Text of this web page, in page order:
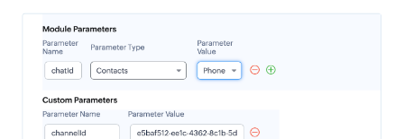
Теперь нужно скопировать ID канала из
ссылки в браузере.